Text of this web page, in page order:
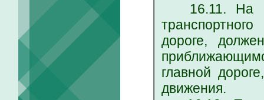
16.11. На
дороге,
главной
движения.